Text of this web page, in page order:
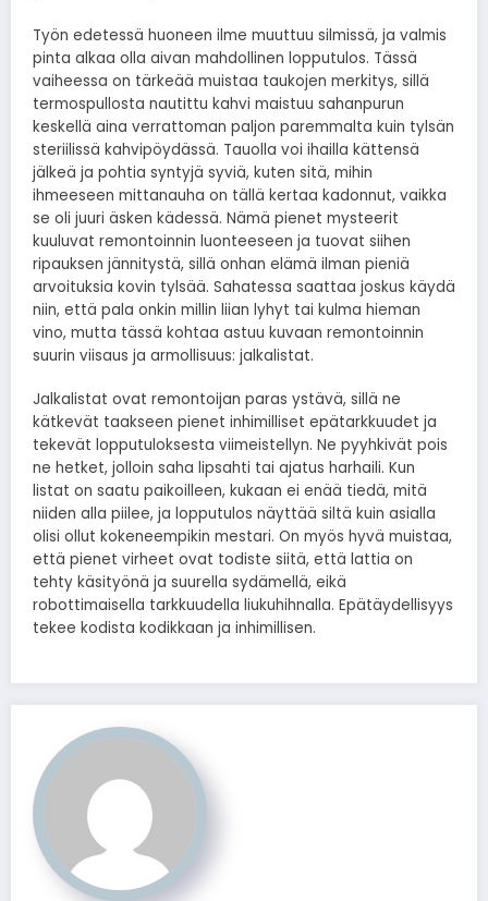
Työn edetessä huoneen ilme muuttuu silmissä, ja valmis
pinta alkaa olla aivan mahdollinen lopputulos. Tässä
vaiheessa on tärkeää muistaa taukojen merkitys, sillä
termospullosta nautittu kahvi maistuu sahanpurun
keskellä aina verrattoman paljon paremmalta kuin tylsän
steriilissä kahvipöydässä. Tauolla voi ihailla kättensä
jälkeä ja pohtia syntyjä syviä, kuten sitä, mihin
ihmeeseen mittanauha on tällä kertaa kadonnut, vaikka
se oli juuri äsken kädessä. Nämä pienet mysteerit
kuuluvat remontoinnin luonteeseen ja tuovat siihen
ripauksen jännitystä, sillä onhan elämä ilman pieniä
arvoituksia kovin tylsää. Sahatessa saattaa joskus käydä
niin, että pala onkin millin liian lyhyt tai kulma hieman
vino, mutta tässä kohtaa astuu kuvaan remontoinnin
suurin viisaus ja armollisuus: jalkalistat.
Jalkalistat ovat remontoijan paras ystävä, sillä ne
kätkevät taakseen pienet inhimilliset epätarkkuudet ja
tekevät lopputuloksesta viimeistellyn. Ne pyyhkivät pois
ne hetket, jolloin saha lipsahti tai ajatus harhaili. Kun
listat on saatu paikoilleen, kukaan ei enää tiedä, mitä
niiden alla piilee, ja lopputulos näyttää siltä kuin asialla
olisi ollut kokeneempikin mestari. On myös hyvä muistaa,
että pienet virheet ovat todiste siitä, että lattia on
tehty käsityönä ja suurella sydämellä, eikä
robottimaisella tarkkuudella liukuhihnalla. Epätäydellisyys
tekee kodista kodikkaan ja inhimillisen.